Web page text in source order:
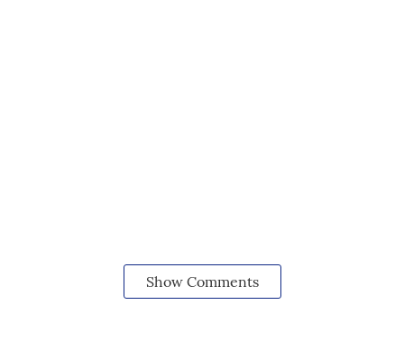
Show Comments